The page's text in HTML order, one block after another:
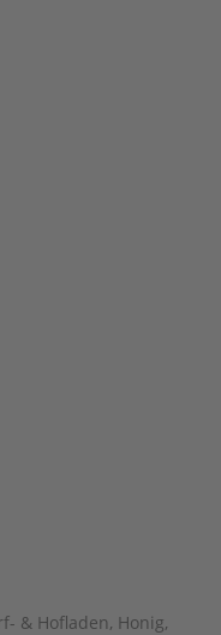
& Hofladen, Honig,